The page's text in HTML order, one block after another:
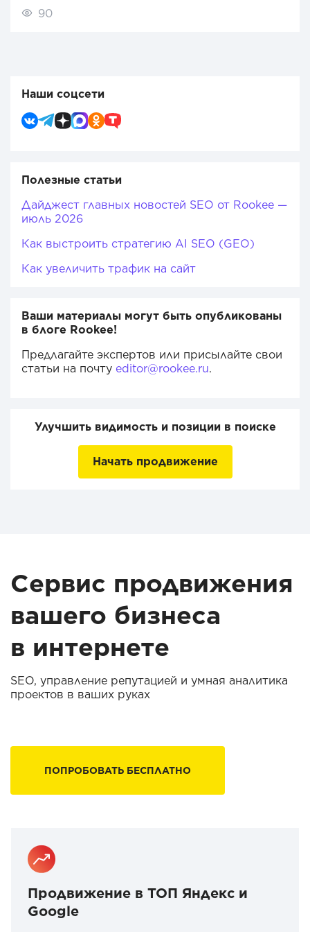
90
Наши соцсети
Полезные статьи
Дайджест главных новостей SEO от Rookee —
июль 2026
Как выстроить стратегию AI SEO (GEO)
Как увеличить трафик на сайт
Ваши материалы могут быть опубликованы
в блоге Rookee!
Предлагайте экспертов или присылайте свои
статьи на почту editor@rookee.ru.
Улучшить видимость и позиции в поиске
Начать продвижение
Сервис продвижения
вашего бизнеса
в интернете
SEO, управление репутацией и умная аналитика
проектов в ваших руках
ПОПРОБОВАТЬ БЕСПЛАТНО
Продвижение в ТОП Яндекс и
Google